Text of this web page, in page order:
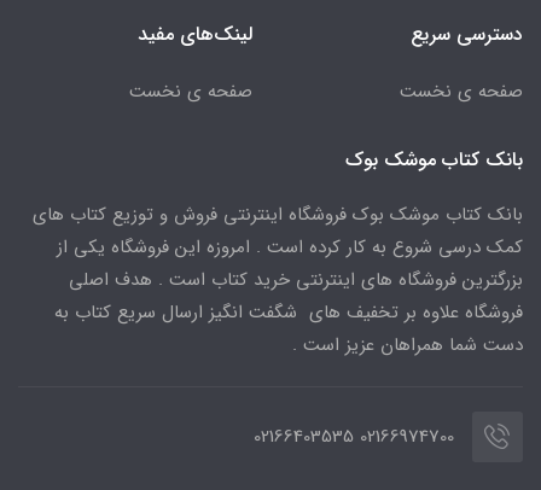
دسترسی سریع
صفحه ی نخست
لینک‌های مفید
صفحه ی نخست
بانک کتاب موشک بوک
بانک کتاب موشک بوک فروشگاه اینترنتی فروش و توزیع کتاب های
کمک درسی شروع به کار کرده است . امروزه این فروشگاه یکی از
بزرگترین فروشگاه های اینترنتی خرید کتاب است . هدف اصلی
فروشگاه علاوه بر تخفیف های شگفت انگیز ارسال سریع کتاب به
دست شما همراهان عزیز است .
02166974700 02166403535